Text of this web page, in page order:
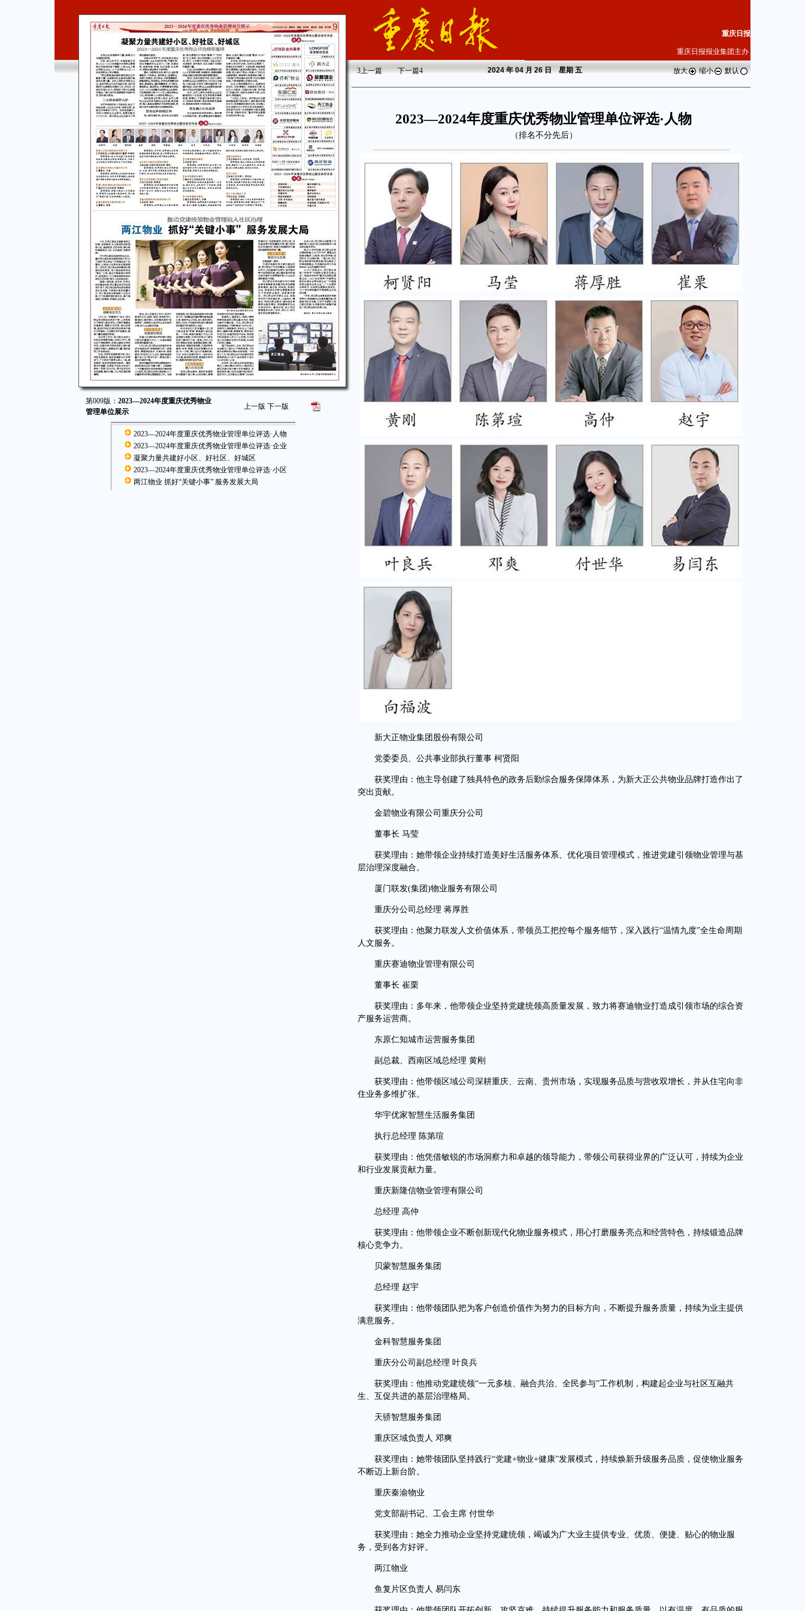
第009版： 2023—2024年度重庆优秀物业
管理单位展示
上一版 下一版
2023—2024年度重庆优秀物业管理单位评选·人物
2023—2024年度重庆优秀物业管理单位评选·企业
凝聚力量共建好小区、好社区、好城区
2023—2024年度重庆优秀物业管理单位评选·小区
两江物业 抓好“关键小事” 服务发展大局
重庆日报
重庆日报报业集团主办
3上一篇 下一篇4 2024年 04 月 26 日 星期五 放大 缩小 默认
2023—2024年度重庆优秀物业管理单位评选·人物
（排名不分先后）
新大正物业集团股份有限公司
党委委员、公共事业部执行董事 柯贤阳
获奖理由：他主导创建了独具特色的政务后勤综合服务保障体系，为新大正公共物业品牌打造作出了
突出贡献。
金碧物业有限公司重庆分公司
董事长 马莹
获奖理由：她带领企业持续打造美好生活服务体系、优化项目管理模式，推进党建引领物业管理与基
层治理深度融合。
厦门联发(集团)物业服务有限公司
重庆分公司总经理 蒋厚胜
获奖理由：他聚力联发人文价值体系，带领员工把控每个服务细节，深入践行“温情九度”全生命周期
人文服务。
重庆赛迪物业管理有限公司
董事长 崔栗
获奖理由：多年来，他带领企业坚持党建统领高质量发展，致力将赛迪物业打造成引领市场的综合资
产服务运营商。
东原仁知城市运营服务集团
副总裁、西南区域总经理 黄刚
获奖理由：他带领区域公司深耕重庆、云南、贵州市场，实现服务品质与营收双增长，并从住宅向非
住业务多维扩张。
华宇优家智慧生活服务集团
执行总经理 陈第瑄
获奖理由：他凭借敏锐的市场洞察力和卓越的领导能力，带领公司获得业界的广泛认可，持续为企业
和行业发展贡献力量。
重庆新隆信物业管理有限公司
总经理 高仲
获奖理由：他带领企业不断创新现代化物业服务模式，用心打磨服务亮点和经营特色，持续锻造品牌
核心竞争力。
贝蒙智慧服务集团
总经理 赵宇
获奖理由：他带领团队把为客户创造价值作为努力的目标方向，不断提升服务质量，持续为业主提供
满意服务。
金科智慧服务集团
重庆分公司副总经理 叶良兵
获奖理由：他推动党建统领“一元多核、融合共治、全民参与”工作机制，构建起企业与社区互融共
生、互促共进的基层治理格局。
天骄智慧服务集团
重庆区域负责人 邓爽
获奖理由：她带领团队坚持践行“党建+物业+健康”发展模式，持续焕新升级服务品质，促使物业服务
不断迈上新台阶。
重庆秦渝物业
党支部副书记、工会主席 付世华
获奖理由：她全力推动企业坚持党建统领，竭诚为广大业主提供专业、优质、便捷、贴心的物业服
务，受到各方好评。
两江物业
鱼复片区负责人 易闫东